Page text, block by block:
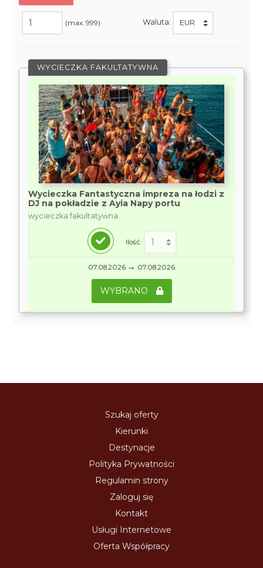
(max. 999) Waluta:
WYCIECZKA FAKULTATYWNA
Wycieczka Fantastyczna impreza na łodzi z
DJ na pokładzie z Ayia Napy portu
wycieczka fakultatywna
Ilość:
07.08.2026 → 07.08.2026
WYBRANO
Szukaj oferty
Kierunki
Destynacje
Polityka Prywatności
Regulamin strony
Zaloguj się
Kontakt
Usługi Internetowe
Oferta Współpracy